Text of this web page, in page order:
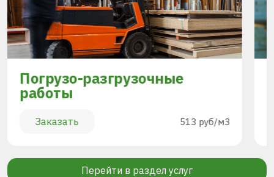
Погрузо-разгрузочные
работы
Заказать 513 руб/м3
Перейти в раздел услуг